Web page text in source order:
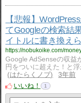
【悲報】
てGoogleの検索結
イトルに書き換え
Google AdSenseの収益
円をついに超えた！と
はたらくノブ
3年前
いいね！
1